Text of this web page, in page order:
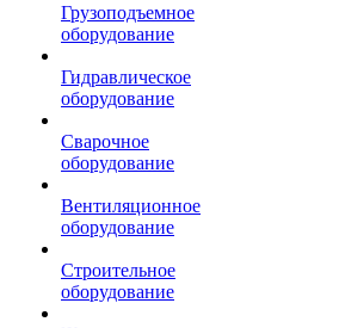
Грузоподъемное
оборудование
Гидравлическое
оборудование
Сварочное
оборудование
Вентиляционное
оборудование
Строительное
оборудование